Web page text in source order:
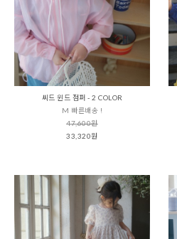
씨드 윈드 점퍼 - 2 COLOR
M 빠른배송 !
47,600원
33,320원